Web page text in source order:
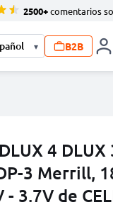
2500+comentarios
▾ B2B
4 DLUX
3 Merrill,
3.7V de